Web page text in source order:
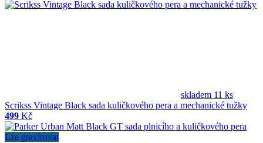
skladem 11 ks
Scrikss Vintage Black sada kuličkového pera a mechanické tužky
499 Kč
Lze gravírovat